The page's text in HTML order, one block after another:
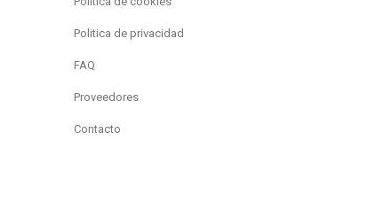
Politica de privacidad
FAQ
Proveedores
Contacto